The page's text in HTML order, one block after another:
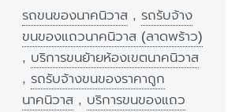
รถขนของนาคนิวาส , รถรับจ้าง
ขนของแถวนาคนิวาส (ลาดพร้าว)
, บริการขนย้ายห้องเขตนาคนิวาส
, รถรับจ้างขนของราคาถูก
นาคนิวาส , บริการขนของแถว